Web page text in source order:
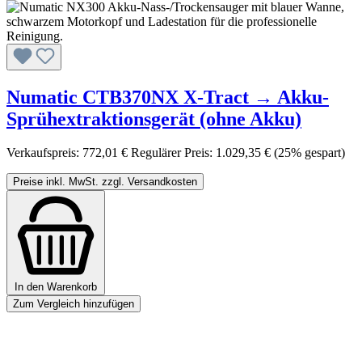
Numatic CTB370NX X-Tract → Akku-
Sprühextraktionsgerät (ohne Akku)
Verkaufspreis: 772,01 € Regulärer Preis: 1.029,35 € (25% gespart)
Preise inkl. MwSt. zzgl. Versandkosten
In den Warenkorb
Zum Vergleich hinzufügen